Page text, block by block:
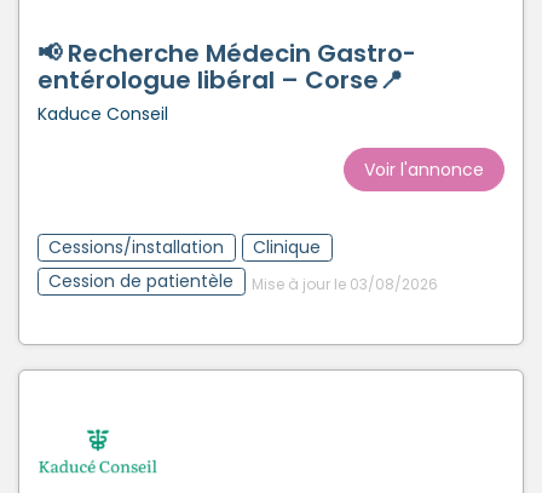
📢 Recherche Médecin Gastro-
entérologue libéral – Corse📍
Kaduce Conseil
Voir l'annonce
Cessions/installation
Clinique
Cession de patientèle
Mise à jour le 03/08/2026